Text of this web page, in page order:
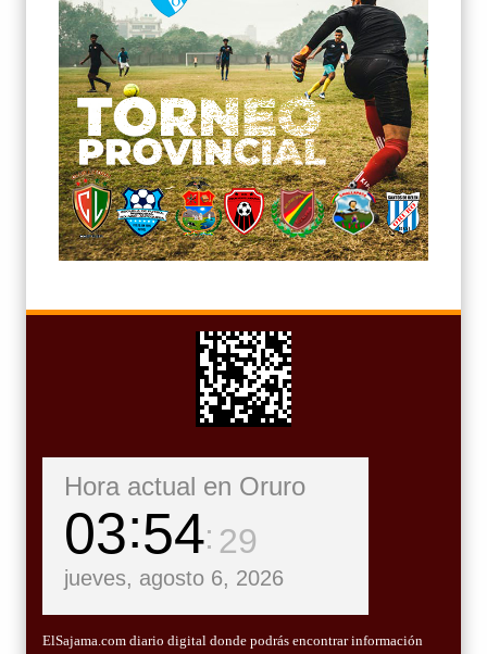
Hora actual en Oruro
03 54 31
jueves, agosto 6, 2026
ElSajama.com diario digital donde podrás encontrar información